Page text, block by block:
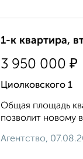
1-к квартира,
3 950 000 ₽
Циолковского 1
Общая площадь
позволит новому
Агентство,